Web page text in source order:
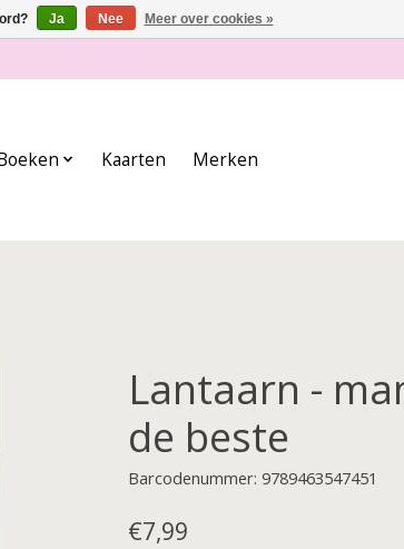
Kaarten Merken
Lantaarn -
de beste
Barcodenummer: 9789463547451
€7,99
Ja Nee Meer over cookies »